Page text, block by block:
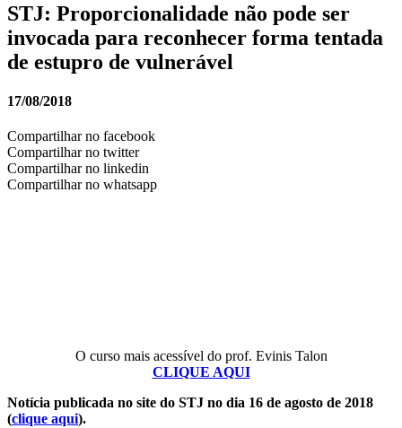
STJ: Proporcionalidade não pode ser
invocada para reconhecer forma tentada
de estupro de vulnerável
17/08/2018
Compartilhar no facebook
Compartilhar no twitter
Compartilhar no linkedin
Compartilhar no whatsapp
O curso mais acessível do prof. Evinis Talon
CLIQUE AQUI
Notícia publicada no site do STJ no dia 16 de agosto de 2018
(clique aqui).